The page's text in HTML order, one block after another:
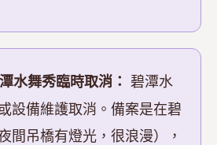
水舞秀臨時取消：
碧潭水
設備維護取消。備案是在碧
間吊橋有燈光，很浪漫），